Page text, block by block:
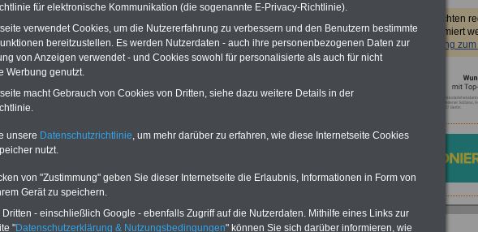
Dienst
und sparen:
-
Vergleich Gesetzliche
Krankenkassen
-
Sie möchten
informiert
Anmeldung
für elektronische Kommunikation (die sogenannte E-Privacy-Richtlinie).
verwendet Cookies, um die Nutzererfahrung zu verbessern und den Benutzern bestimmte
bereitzustellen. Es werden Nutzerdaten - auch ihre personenbezogenen Daten zur
von Anzeigen verwendet - und Cookies sowohl für personalisierte als auch für nicht
Werbung genutzt.
macht Gebrauch von Cookies von Dritten, siehe dazu weitere Details in der
unsere Datenschutzrichtlinie, um mehr darüber zu erfahren, wie diese Internetseite Cookies
nutzt.
von "Zustimmung" geben Sie dieser Internetseite die Erlaubnis, Informationen in Form von
Gerät zu speichern.
- einschließlich Google - ebenfalls Zugriff auf die Nutzerdaten. Mithilfe eines Links zur
"Datenschutzerklärung & Nutzungsbedingungen" können Sie sich darüber informieren, wie